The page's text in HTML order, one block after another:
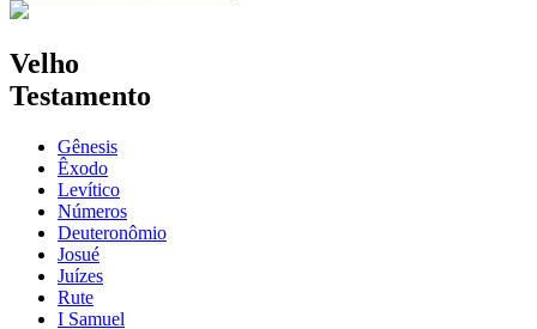
Velho
Testamento
Gênesis
Êxodo
Levítico
Números
Deuteronômio
Josué
Juízes
Rute
I Samuel